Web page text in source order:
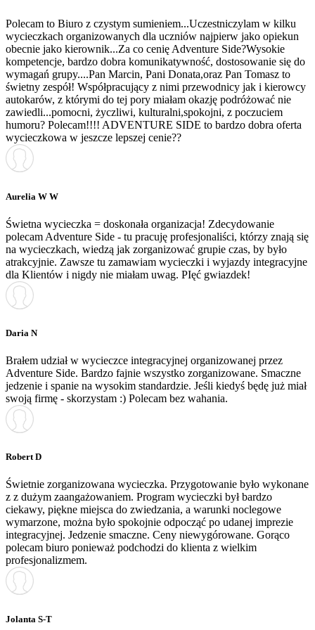
Polecam to Biuro z czystym sumieniem...Uczestniczylam w kilku
wycieczkach organizowanych dla uczniów najpierw jako opiekun
obecnie jako kierownik...Za co cenię Adventure Side?Wysokie
kompetencje, bardzo dobra komunikatywność, dostosowanie się do
wymagań grupy....Pan Marcin, Pani Donata,oraz Pan Tomasz to
świetny zespół! Współpracujący z nimi przewodnicy jak i kierowcy
autokarów, z którymi do tej pory miałam okazję podróżować nie
zawiedli...pomocni, życzliwi, kulturalni,spokojni, z poczuciem
humoru? Polecam!!!! ADVENTURE SIDE to bardzo dobra oferta
wycieczkowa w jeszcze lepszej cenie??
Aurelia W W
Świetna wycieczka = doskonała organizacja! Zdecydowanie
polecam Adventure Side - tu pracuję profesjonaliści, którzy znają się
na wycieczkach, wiedzą jak zorganizować grupie czas, by było
atrakcyjnie. Zawsze tu zamawiam wycieczki i wyjazdy integracyjne
dla Klientów i nigdy nie miałam uwag. PIęć gwiazdek!
Daria N
Brałem udział w wycieczce integracyjnej organizowanej przez
Adventure Side. Bardzo fajnie wszystko zorganizowane. Smaczne
jedzenie i spanie na wysokim standardzie. Jeśli kiedyś będę już miał
swoją firmę - skorzystam :) Polecam bez wahania.
Robert D
Świetnie zorganizowana wycieczka. Przygotowanie było wykonane
z z dużym zaangażowaniem. Program wycieczki był bardzo
ciekawy, piękne miejsca do zwiedzania, a warunki noclegowe
wymarzone, można było spokojnie odpocząć po udanej imprezie
integracyjnej. Jedzenie smaczne. Ceny niewygórowane. Gorąco
polecam biuro ponieważ podchodzi do klienta z wielkim
profesjonalizmem.
Jolanta S-T